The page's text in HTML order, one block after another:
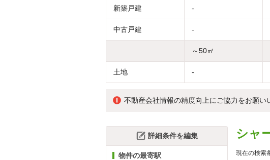
新築戸建 -
中古戸建 -
～50㎡
土地 -
不動産会社情報の精度向上にご協力をお願
シャ
現在の検索
詳細条件を編集
物件の最寄駅